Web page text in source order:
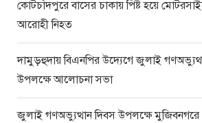
কোটচাঁদপুরে বাসের চাকায় পিষ্ট হয়ে
আরোহী নিহত
দামুড়হুদায় বিএনপির উদ্যেগে জুলাই
উপলক্ষে আলোচনা সভা
জুলাই গণঅভ্যুত্থান দিবস উপলক্ষে মুজিবনগরে